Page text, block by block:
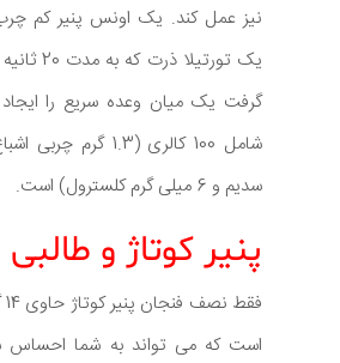
نیز عمل کند. یک اونس پنیر کم
یک
گرفت یک میان وعده سریع را
سدیم و 6 میلی گرم کلسترول) است.
پنیر کوتاژ و طالبی
است که می تواند به شما احساس